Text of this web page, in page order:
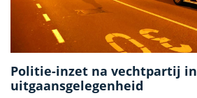
Politie-inzet na vechtpartij in
uitgaansgelegenheid